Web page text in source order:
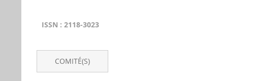
ISSN : 2118-3023
COMITÉ(S)